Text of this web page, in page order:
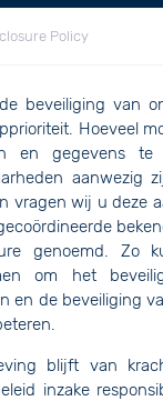
Policy
beveiliging van
Hoeveel
en gegevens te
aanwezig
vragen wij u deze
genoemd. Zo
om het
en de beveiliging
blijft van
inzake